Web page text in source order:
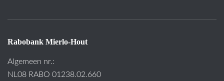
Rabobank Mierlo-Hout
Algemeen nr.:
NL08 RABO 01238.02.660